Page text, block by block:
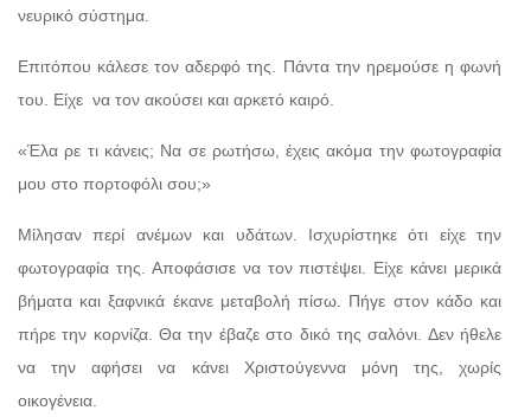
νευρικό σύστημα.
Επιτόπου κάλεσε τον αδερφό της. Πάντα την ηρεμούσε η φωνή
του. Είχε να τον ακούσει και αρκετό καιρό.
«Έλα ρε τι κάνεις; Να σε ρωτήσω, έχεις ακόμα την φωτογραφία
μου στο πορτοφόλι σου;»
Μίλησαν περί ανέμων και υδάτων. Ισχυρίστηκε ότι είχε την
φωτογραφία της. Αποφάσισε να τον πιστέψει. Είχε κάνει μερικά
βήματα και ξαφνικά έκανε μεταβολή πίσω. Πήγε στον κάδο και
πήρε την κορνίζα. Θα την έβαζε στο δικό της σαλόνι. Δεν ήθελε
να την αφήσει να κάνει Χριστούγεννα μόνη της, χωρίς
οικογένεια.